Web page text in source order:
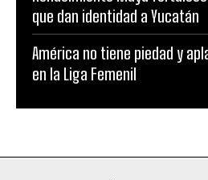
que dan identidad a Yucatán
América no tiene piedad y
en la Liga Femenil